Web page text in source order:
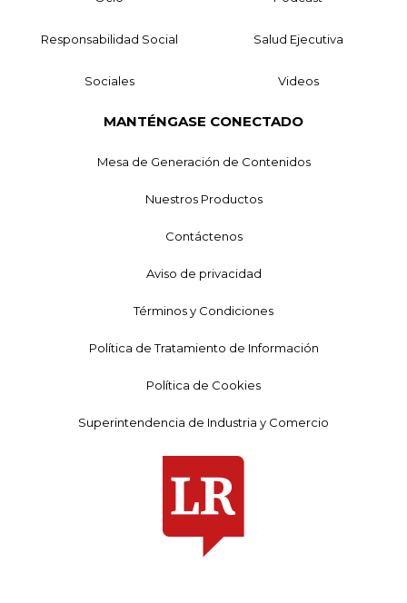
Responsabilidad Social Salud Ejecutiva
Sociales Videos
MANTÉNGASE CONECTADO
Mesa de Generación de Contenidos
Nuestros Productos
Contáctenos
Aviso de privacidad
Términos y Condiciones
Política de Tratamiento de Información
Política de Cookies
Superintendencia de Industria y Comercio